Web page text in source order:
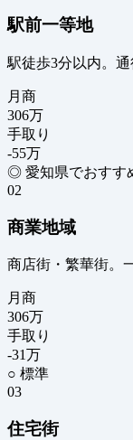
駅前一等地
駅徒歩3分以内。
月商
306万
手取り
-55万
◎ 愛知県でおすす
02
商業地域
商店街・繁華街。
月商
306万
手取り
-31万
○ 標準
03
住宅街